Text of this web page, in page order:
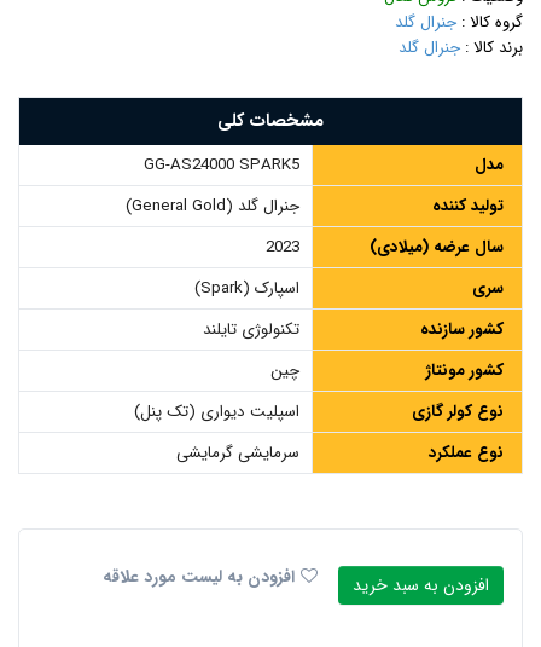
گروه کالا : جنرال گلد
برند کالا : جنرال گلد
مشخصات کلی
مدل
GG-AS24000 SPARK5
تولید کننده
جنرال گلد (General Gold)
سال عرضه (میلادی)
2023
سری
اسپارک (Spark)
کشور سازنده
تکنولوژی تایلند
کشور مونتاژ
چین
نوع کولر گازی
اسپلیت دیواری (تک پنل)
نوع عملکرد
سرمایشی گرمایشی
افزودن به سبد خرید افزودن به لیست مورد علاقه